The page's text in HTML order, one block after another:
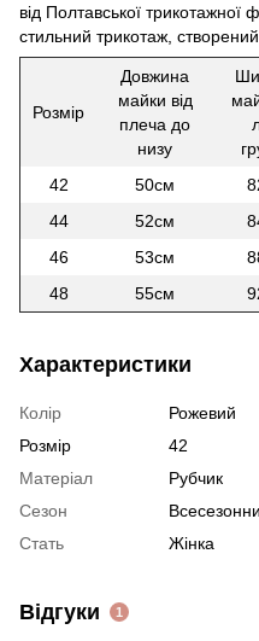
від Полтавської
стильний трикотаж,
Розмір
Довжина
майки від
плеча до
низу
42 50см
44
52см
46
53см
48
55см
Характеристики
Колір
Рожевий
Розмір
42
Матеріал
Рубчик
Сезон
Стать
Жінка
Відгуки 1